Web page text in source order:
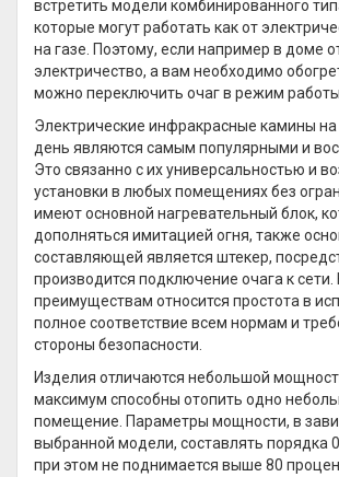
встретить модели комбинированного
которые могут работать как от
на газе. Поэтому, если например в доме
электричество, а вам необходимо
можно переключить очаг в режим работы
Электрические инфракрасные камины
день являются самым популярными и
Это связанно с их универсальностью и
установки в любых помещениях без
имеют основной нагревательный блок,
дополняться имитацией огня, также
составляющей является штекер,
производится подключение очага к сети.
преимуществам относится простота в
полное соответствие всем нормам и
стороны безопасности.
Изделия отличаются небольшой
максимум способны отопить одно
помещение. Параметры мощности, в
выбранной модели, составлять порядка
при этом не поднимается выше 80